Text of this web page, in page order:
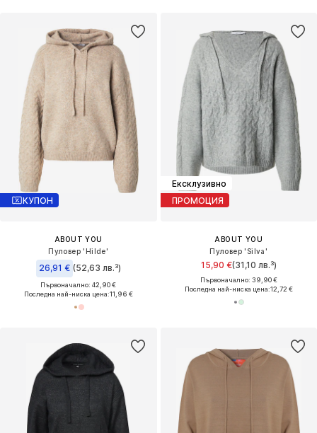
КУПОН
ABOUT YOU
Пуловер 'Hilde'
26,91 € (52,63 лв.³)
Първоначално: 42,90 €
Последна най-ниска цена:11,96 €
Ексклузивно
ПРОМОЦИЯ
ABOUT YOU
Пуловер 'Silva'
15,90 €(31,10 лв.³)
Първоначално: 39,90 €
Последна най-ниска цена:12,72 €